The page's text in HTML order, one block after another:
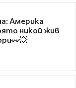
Америка
никой жив